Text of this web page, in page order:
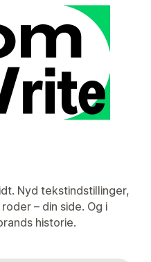
Nyd tekstindstillinger,
– din side. Og i
historie.